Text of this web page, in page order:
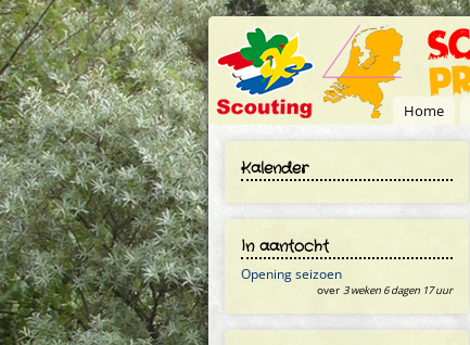
Overslaan en naar de inhoud gaan
Home
Kalender
In aantocht
Opening seizoen
over 3 weken 6 dagen 17 uur